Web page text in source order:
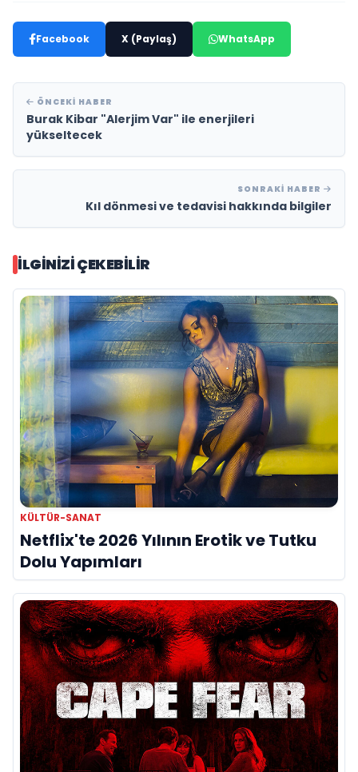
Facebook X (Paylaş) WhatsApp
ÖNCEKI HABER
Burak Kibar "Alerjim Var" ile enerjileri
yükseltecek
SONRAKI HABER
Kıl dönmesi ve tedavisi hakkında bilgiler
İLGINIZI ÇEKEBILIR
KÜLTÜR-SANAT
Netflix'te 2026 Yılının Erotik ve Tutku
Dolu Yapımları